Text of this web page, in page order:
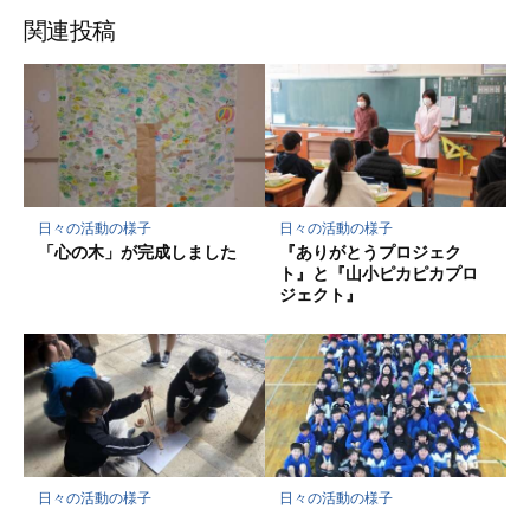
ア
ク
マ
ー
ク
に
保
関連投稿
日々の活動の様子
「心の木」が完成しました
日々の活動の様子
『ありがとうプロジェク
ト』と『山小ピカピカプロ
ジェクト』
日々の活動の様子 日々の活動の様子